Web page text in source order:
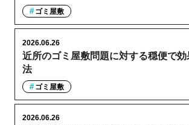
ゴミ屋敷
近所のゴミ屋敷問題に対する穏便で
法
2026.06.26
ゴミ屋敷
2026.06.26